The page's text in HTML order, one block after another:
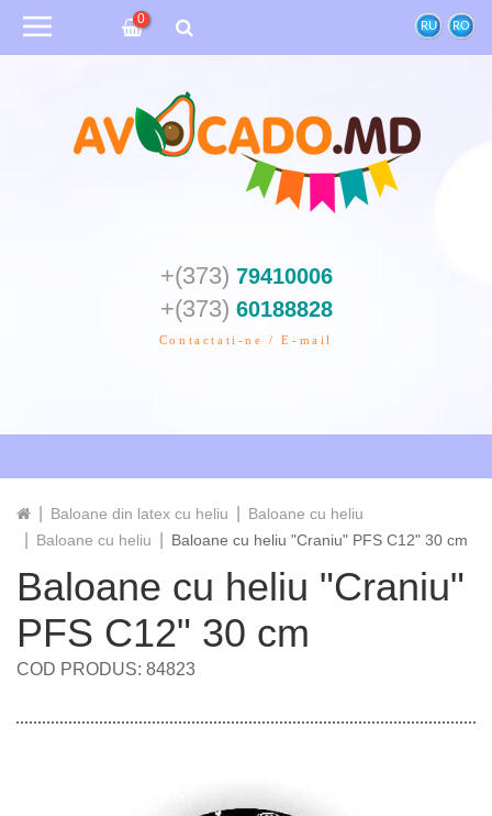
RU RO
0
+(373) 79410006
+(373) 60188828
Contactati-ne / E-mail
Baloane din latex cu heliu
Baloane cu heliu
Baloane cu heliu
Baloane cu heliu "Craniu" PFS C12" 30 cm
Baloane cu heliu "Craniu"
PFS C12" 30 cm
COD PRODUS: 84823